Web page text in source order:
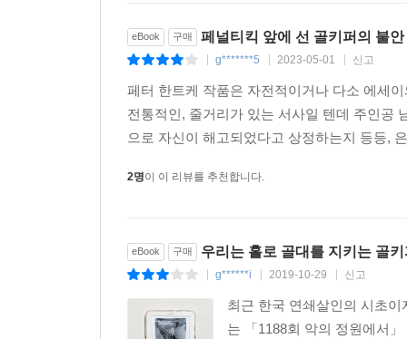
eBook 구매 페널티킥 앞에 선 골키퍼의 불
g*******5 2023-05-01 신고
페터 한트케 작품은 자전적이거나 다소 에세
전통적인, 줄거리가 있는 서사일 텐데 주인공
으로 자신이 해고되었다고 상정하는지 등등,
2명이 이 리뷰를 추천합니다.
eBook 구매 우리는 홀로 골대를 지키는 골
g******i 2019-10-29 신고
최근 한국 연쇄살인의 시초
는 「1188회 악의 정원에서